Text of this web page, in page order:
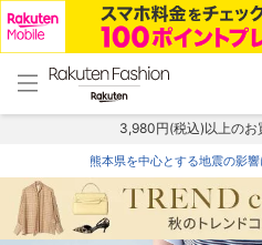
menu home
トップ
3,980円(税込)以上のお
熊本県を中心とする地震の影